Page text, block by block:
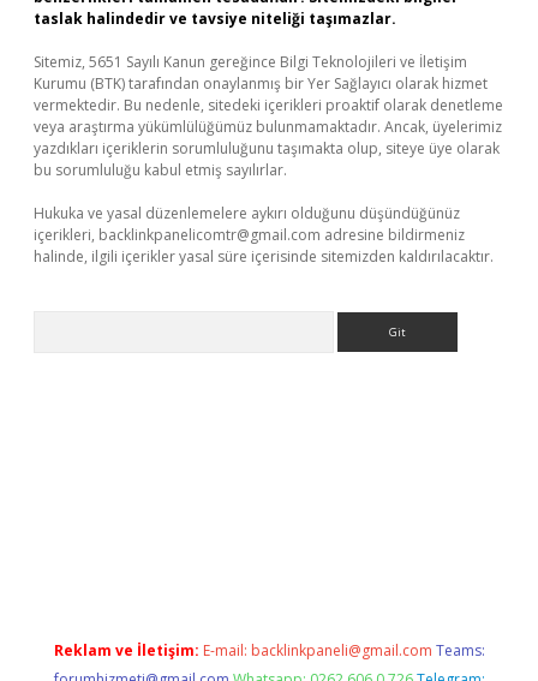
taslak halindedir ve tavsiye niteliği taşımazlar.
Sitemiz, 5651 Sayılı Kanun gereğince Bilgi Teknolojileri ve İletişim
Kurumu (BTK) tarafından onaylanmış bir Yer Sağlayıcı olarak hizmet
vermektedir. Bu nedenle, sitedeki içerikleri proaktif olarak denetleme
veya araştırma yükümlülüğümüz bulunmamaktadır. Ancak, üyelerimiz
yazdıkları içeriklerin sorumluluğunu taşımakta olup, siteye üye olarak
bu sorumluluğu kabul etmiş sayılırlar.
Hukuka ve yasal düzenlemelere aykırı olduğunu düşündüğünüz
içerikleri, backlinkpanelicomtr@gmail.com adresine bildirmeniz
halinde, ilgili içerikler yasal süre içerisinde sitemizden kaldırılacaktır.
Reklam ve İletişim: E-mail: backlinkpaneli@gmail.com Teams: